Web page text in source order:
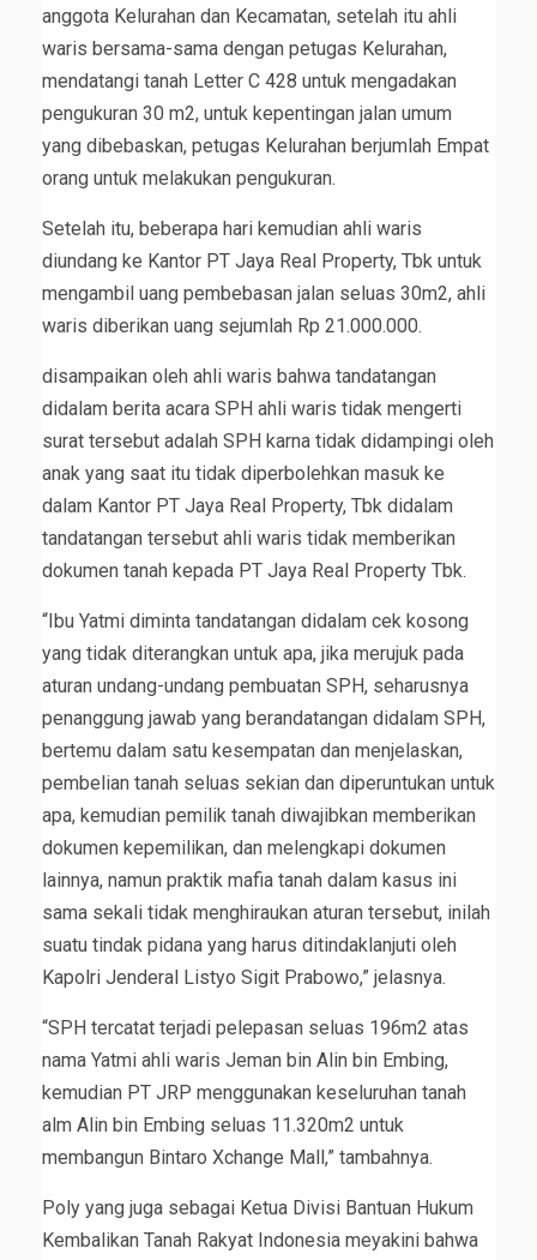
anggota Kelurahan dan Kecamatan, setelah itu ahli
waris bersama-sama dengan petugas Kelurahan,
mendatangi tanah Letter C 428 untuk mengadakan
pengukuran 30 m2, untuk kepentingan jalan umum
yang dibebaskan, petugas Kelurahan berjumlah Empat
orang untuk melakukan pengukuran.
Setelah itu, beberapa hari kemudian ahli waris
diundang ke Kantor PT Jaya Real Property, Tbk untuk
mengambil uang pembebasan jalan seluas 30m2, ahli
waris diberikan uang sejumlah Rp 21.000.000.
disampaikan oleh ahli waris bahwa tandatangan
didalam berita acara SPH ahli waris tidak mengerti
surat tersebut adalah SPH karna tidak didampingi oleh
anak yang saat itu tidak diperbolehkan masuk ke
dalam Kantor PT Jaya Real Property, Tbk didalam
tandatangan tersebut ahli waris tidak memberikan
dokumen tanah kepada PT Jaya Real Property Tbk.
“Ibu Yatmi diminta tandatangan didalam cek kosong
yang tidak diterangkan untuk apa, jika merujuk pada
aturan undang-undang pembuatan SPH, seharusnya
penanggung jawab yang berandatangan didalam SPH,
bertemu dalam satu kesempatan dan menjelaskan,
pembelian tanah seluas sekian dan diperuntukan untuk
apa, kemudian pemilik tanah diwajibkan memberikan
dokumen kepemilikan, dan melengkapi dokumen
lainnya, namun praktik mafia tanah dalam kasus ini
sama sekali tidak menghiraukan aturan tersebut, inilah
suatu tindak pidana yang harus ditindaklanjuti oleh
Kapolri Jenderal Listyo Sigit Prabowo,” jelasnya.
“SPH tercatat terjadi pelepasan seluas 196m2 atas
nama Yatmi ahli waris Jeman bin Alin bin Embing,
kemudian PT JRP menggunakan keseluruhan tanah
alm Alin bin Embing seluas 11.320m2 untuk
membangun Bintaro Xchange Mall,” tambahnya.
Poly yang juga sebagai Ketua Divisi Bantuan Hukum
Kembalikan Tanah Rakyat Indonesia meyakini bahwa